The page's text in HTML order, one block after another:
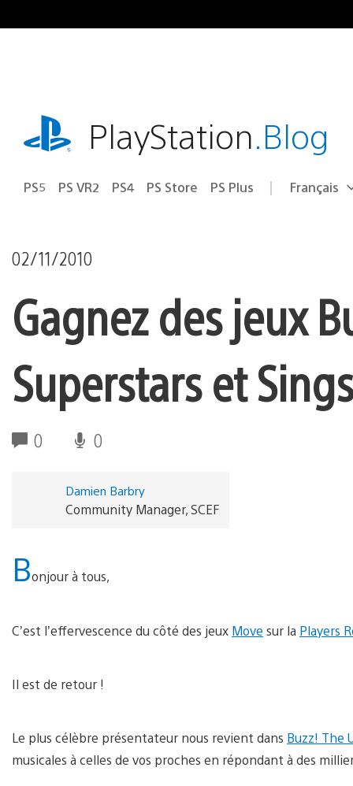
au
playstation.comPlayStation.Blog
PS5 PS VR2 PS4 PS Store PS Plus Choisir
Région
Français
02/11/2010
Gagnez des jeux
Superstars et
0 0
Damien Barbry
Community Manager, SCEF
Bonjour à tous,
C’est l’effervescence du côté des jeux Move sur la Players
Il est de retour !
Le plus célèbre présentateur nous revient dans Buzz! The
musicales à celles de vos proches en répondant à des